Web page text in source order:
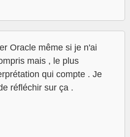
Oracle même si je n'ai
mais , le plus
qui compte . Je
réfléchir sur ça .